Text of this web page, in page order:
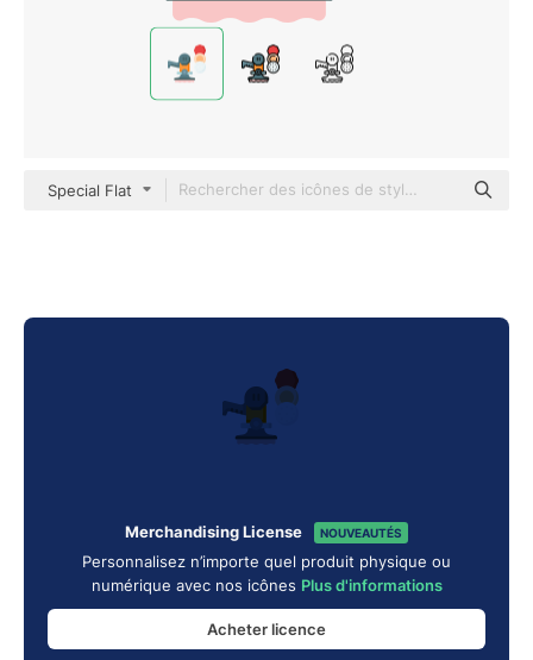
Special Flat
Merchandising License NOUVEAUTÉS
Personnalisez n’importe quel produit physique ou
numérique avec nos icônes Plus d'informations
Acheter licence